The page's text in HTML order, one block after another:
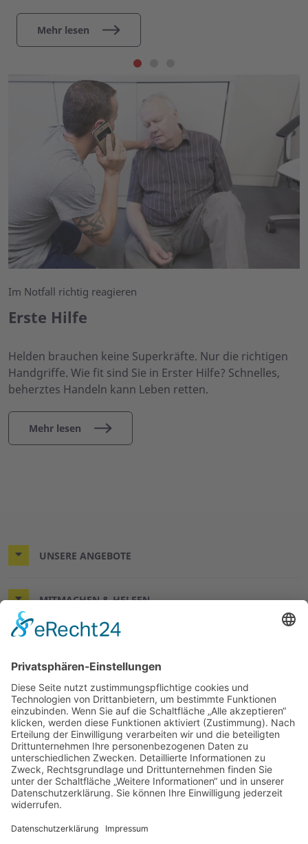
Mehr lesen
Im Notfall richtig reagieren
Erste Hilfe
Helden brauchen keine Superkräfte. Nur die richtigen
Handgriffe. Wie fit sind Sie in Erster Hilfe? Schnelles,
beherztes Handeln kann Leben retten.
Mehr lesen
UNSERE ANGEBOTE
MITMACHEN & HELFEN
© 2026 ASB-Regionalverband Leine-Weser
Impressum
Datenschutz